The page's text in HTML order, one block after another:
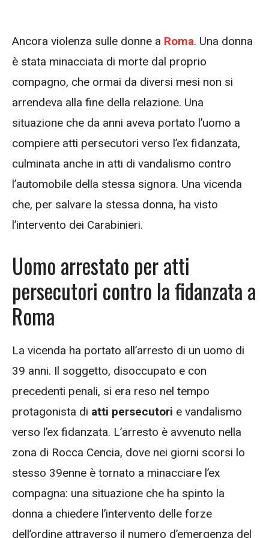
Ancora violenza sulle donne a Roma. Una donna
è stata minacciata di morte dal proprio
compagno, che ormai da diversi mesi non si
arrendeva alla fine della relazione. Una
situazione che da anni aveva portato l’uomo a
compiere atti persecutori verso l’ex fidanzata,
culminata anche in atti di vandalismo contro
l’automobile della stessa signora. Una vicenda
che, per salvare la stessa donna, ha visto
l’intervento dei Carabinieri.
Uomo arrestato per atti
persecutori contro la fidanzata a
Roma
La vicenda ha portato all’arresto di un uomo di
39 anni. Il soggetto, disoccupato e con
precedenti penali, si era reso nel tempo
protagonista di atti persecutori e vandalismo
verso l’ex fidanzata. L’arresto è avvenuto nella
zona di Rocca Cencia, dove nei giorni scorsi lo
stesso 39enne è tornato a minacciare l’ex
compagna: una situazione che ha spinto la
donna a chiedere l’intervento delle forze
dell’ordine attraverso il numero d’emergenza del